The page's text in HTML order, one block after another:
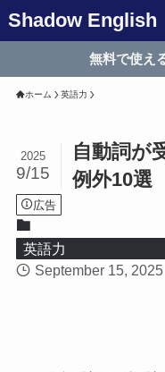
Shadow English
無料で使え
ホーム 英語力
自動詞が
例外10選
2025
9/15
広告
英語力
September 15, 2025